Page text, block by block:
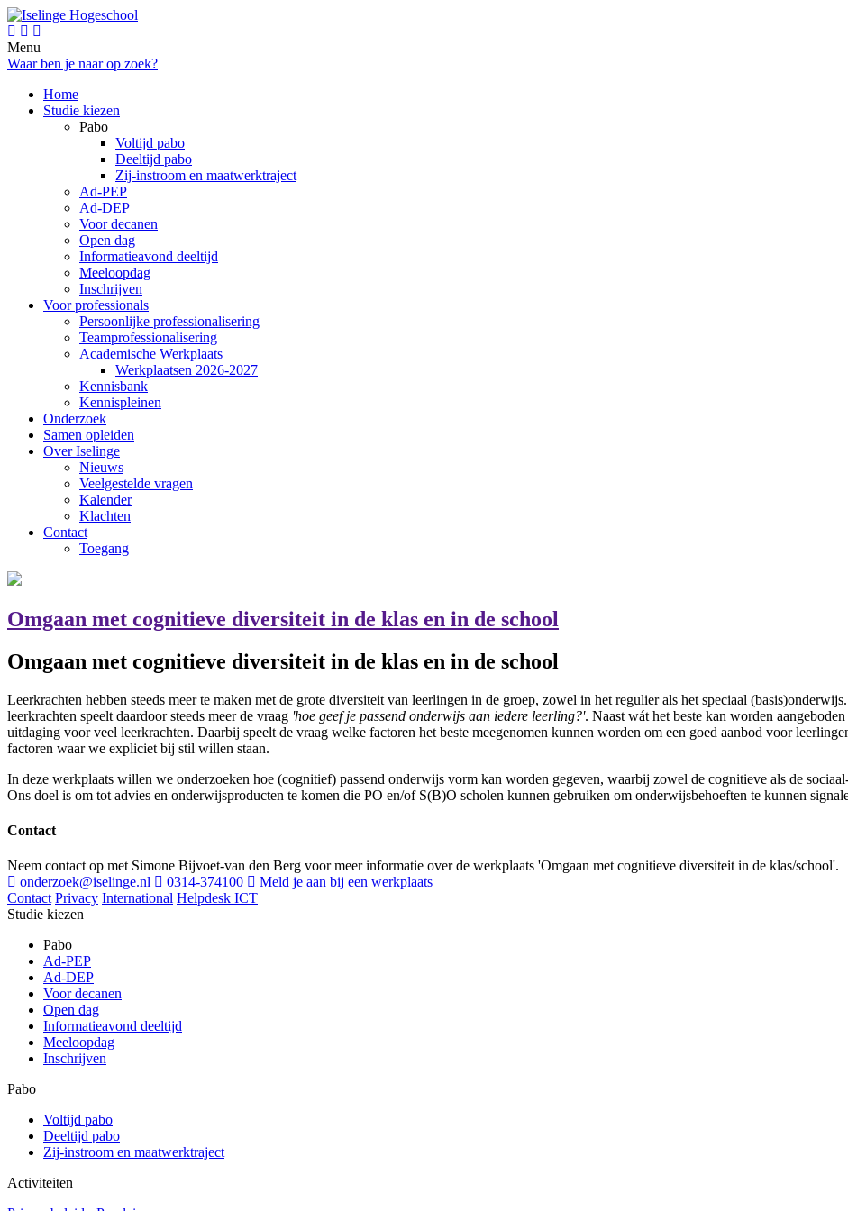
Menu
Waar ben je naar op zoek?
Home
Studie kiezen
Pabo
Voltijd pabo
Deeltijd pabo
Zij-instroom en maatwerktraject
Ad-PEP
Ad-DEP
Voor decanen
Open dag
Informatieavond deeltijd
Meeloopdag
Inschrijven
Voor professionals
Persoonlijke professionalisering
Teamprofessionalisering
Academische Werkplaats
Werkplaatsen 2026-2027
Kennisbank
Kennispleinen
Onderzoek
Samen opleiden
Over Iselinge
Nieuws
Veelgestelde vragen
Kalender
Klachten
Contact
Toegang
Omgaan met cognitieve diversiteit in de klas en in de school
Omgaan met cognitieve diversiteit in de klas en in de school
Leerkrachten hebben steeds meer te maken met de grote diversiteit van leerlingen in de groep, zowel in het regulier als het speciaal
leerkrachten speelt daardoor steeds meer de vraag 'hoe geef je passend onderwijs aan iedere leerling?'. Naast wát het beste kan worden
uitdaging voor veel leerkrachten. Daarbij speelt de vraag welke factoren het beste meegenomen kunnen worden om een goed aanbod voor
factoren waar we expliciet bij stil willen staan.
In deze werkplaats willen we onderzoeken hoe (cognitief) passend onderwijs vorm kan worden gegeven, waarbij zowel de cognitieve als de
Ons doel is om tot advies en onderwijsproducten te komen die PO en/of S(B)O scholen kunnen gebruiken om onderwijsbehoeften te kunnen
Contact
Neem contact op met Simone Bijvoet-van den Berg voor meer informatie over de werkplaats 'Omgaan met cognitieve diversiteit in de klas/school'.
onderzoek@iselinge.nl
0314-374100
Meld je aan bij een werkplaats
Contact Privacy International Helpdesk ICT
Studie kiezen
Pabo
Ad-PEP
Ad-DEP
Voor decanen
Open dag
Informatieavond deeltijd
Meeloopdag
Inschrijven
Pabo
Voltijd pabo
Deeltijd pabo
Zij-instroom en maatwerktraject
Activiteiten